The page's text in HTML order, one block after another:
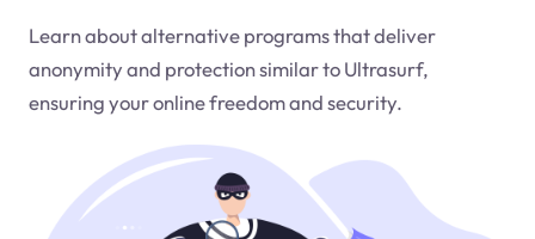
Learn about alternative programs that deliver
anonymity and protection similar to Ultrasurf,
ensuring your online freedom and security.